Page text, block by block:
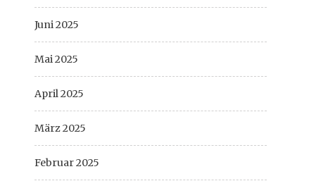
Juni 2025
Mai 2025
April 2025
März 2025
Februar 2025